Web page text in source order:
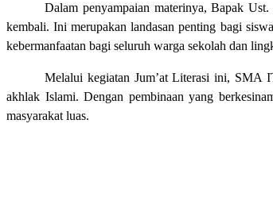
Dalam penyampaian materinya, Bapak
kembali. Ini merupakan landasan penting bagi
kebermanfaatan bagi seluruh warga sekolah dan
Melalui kegiatan Jum’at Literasi ini, SMA
akhlak Islami. Dengan pembinaan yang
masyarakat luas.